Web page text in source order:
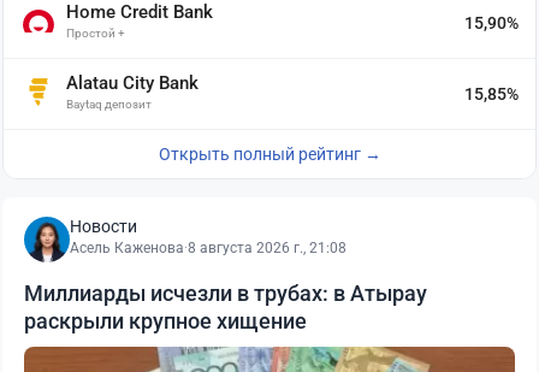
Home Credit Bank
Простой +
15,90%
Alatau City Bank
Baytaq депозит
15,85%
Открыть полный рейтинг →
Новости
Асель Каженова·8 августа 2026 г., 21:08
Миллиарды исчезли в трубах: в Атырау
раскрыли крупное хищение